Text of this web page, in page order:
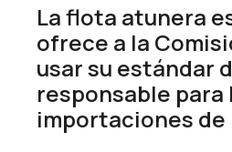
La flota atunera
ofrece a la
usar su estándar
responsable para
importaciones de